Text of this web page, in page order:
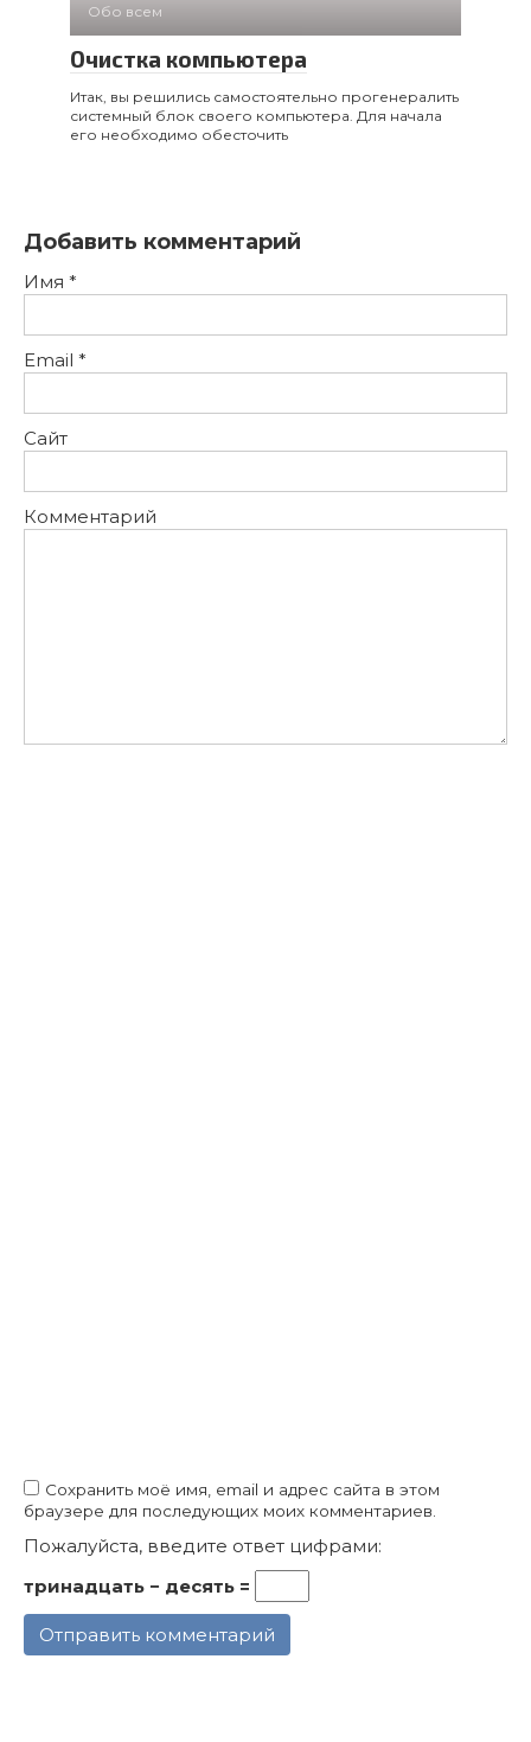
Обо всем
Очистка компьютера
Итак, вы решились самостоятельно прогенералить
системный блок своего компьютера. Для начала
его необходимо обесточить
Добавить комментарий
Имя *
Email *
Сайт
Комментарий
Сохранить моё имя, email и адрес сайта в этом
браузере для последующих моих комментариев.
Пожалуйста, введите ответ цифрами:
тринадцать − десять =